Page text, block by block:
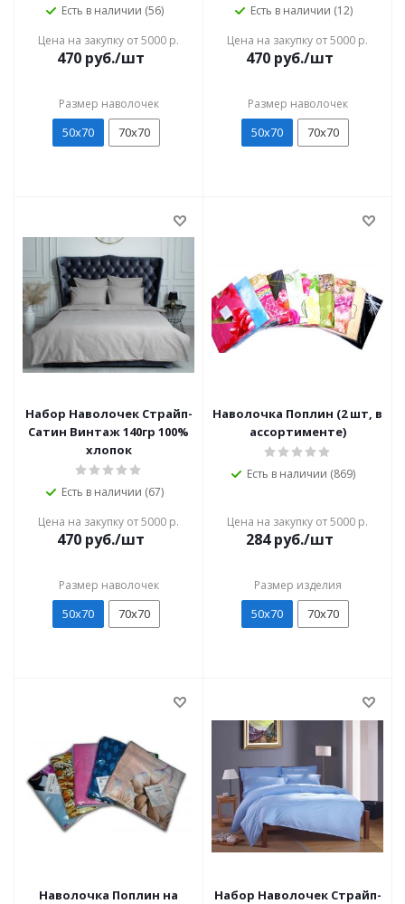
Есть в наличии (56)
Цена на закупку от 5000 р.
470 руб./шт
Размер наволочек
50х70 70х70
Есть в наличии (12)
Цена на закупку от 5000 р.
470 руб./шт
Размер наволочек
50х70 70х70
Набор Наволочек Страйп-
Сатин Винтаж 140гр 100%
хлопок
Есть в наличии (67)
Цена на закупку от 5000 р.
470 руб./шт
Размер наволочек
50х70 70х70
Наволочка Поплин (2 шт, в
ассортименте)
Есть в наличии (869)
Цена на закупку от 5000 р.
284 руб./шт
Размер изделия
50х70 70х70
Наволочка Поплин на
Набор Наволочек Страйп-